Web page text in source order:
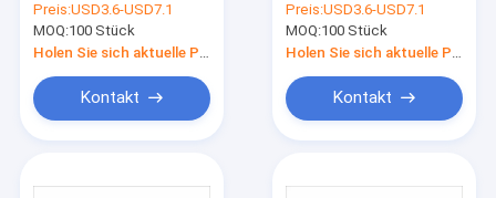
Preis:USD3.6-USD7.1
MOQ:100 Stück
Kontakt
LED-Licht Aluminium
Ally elektrische
Insektenkiller UV-
Lampe
Preis:USD3.6-USD7.1
MOQ:100 Stück
Kontakt